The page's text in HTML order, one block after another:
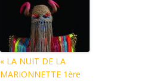
« LA NUIT DE LA
MARIONNETTE 1ère